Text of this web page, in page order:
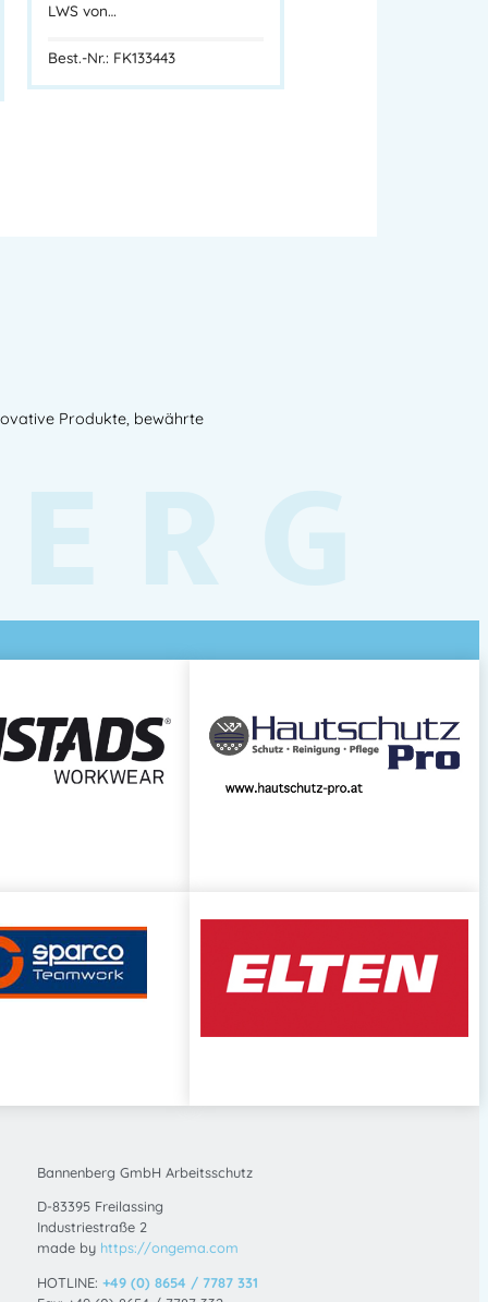
LWS von…
Best.-Nr.: FK133443
Produkte, bewährte
Bannenberg GmbH Arbeitsschutz
D-83395 Freilassing
Industriestraße 2
made by https://ongema.com
HOTLINE: +49 (0) 8654 / 7787 331